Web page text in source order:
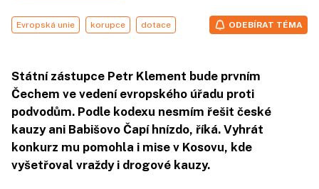
Evropská unie korupce dotace ODEBÍRAT TÉMA
Státní zástupce Petr Klement bude prvním
Čechem ve vedení evropského úřadu proti
podvodům. Podle kodexu nesmím řešit české
kauzy ani Babišovo Čapí hnízdo, říká. Vyhrát
konkurz mu pomohla i mise v Kosovu, kde
vyšetřoval vraždy i drogové kauzy.